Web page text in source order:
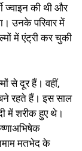
ज्वाइन की थी और
उनके परिवार में
में एंट्री कर चुकी
से दूर हैं। वहीं,
रहते हैं। इस साल
में शरीक हुए थे।
मतभेद के